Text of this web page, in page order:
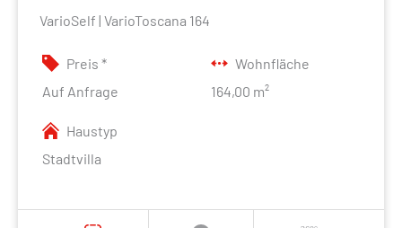
VarioSelf | VarioToscana 164
Preis *
Auf Anfrage
Wohnfläche
164,00 m²
Haustyp
Stadtvilla